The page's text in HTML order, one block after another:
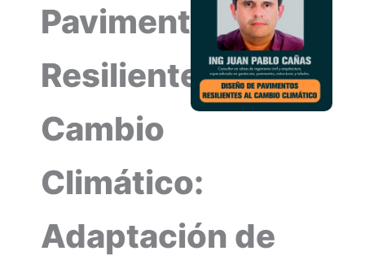
Pavimentos
Resilientes al
Cambio
Climático:
Adaptación de